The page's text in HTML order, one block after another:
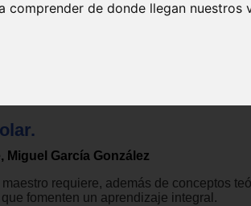
de donde llegan nuestros
Miguel García González
maestro requiere, además de conceptos
fomenten un aprendizaje integral.